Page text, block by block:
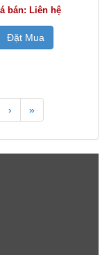
bán: Liên hệ
Đặt Mua
› »